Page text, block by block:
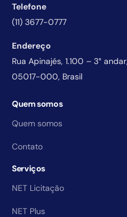
Telefone
(11) 3677-0777
Endereço
Rua Apinajés, 1.100 – 3°
05017-000, Brasil
Quem somos
Quem somos
Contato
Serviços
NET Licitação
NET Plus